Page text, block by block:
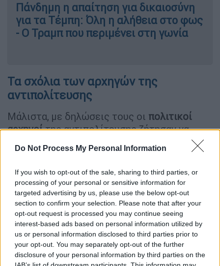
Do Not Process My Personal Information
If you wish to opt-out of the sale, sharing to third parties, or
processing of your personal or sensitive information for
targeted advertising by us, please use the below opt-out
section to confirm your selection. Please note that after your
opt-out request is processed you may continue seeing
interest-based ads based on personal information utilized by
us or personal information disclosed to third parties prior to
your opt-out. You may separately opt-out of the further
disclosure of your personal information by third parties on the
Πάνδημη η απαίτηση για δικαιοσύνη
για τα Τέμπη: Όλη η αλήθεια στο φως
- Ο Τραμπ που περιμένει στη γωνία
Τα σχόλια των αρχηγών της
αντιπολίτευσης
Μάλιστα, με δηλώσεις τους οι πολιτικοί
αρχηγοίτης αντιπολίτευσης ζήτησαν να
αποδοθούν ευθύνες στους υπεύθυνους της
τραγωδίας, ενώ όλοι ανέφεραν τη λέξη
οξυγόνο ».
«Είναι εξοργιστικό να προσπαθούν συνεχώς
να στοχοποιούν και να πλήττουν, όσους
αντιστέκονται σε σκοτεινές πρακτικές,
προσπαθώντας να βρουν το δίκιο τους.
Όπως εξοργιστικές είναι και οι δημόσιες
δηλώσεις κορυφαίων κυβερνητικών